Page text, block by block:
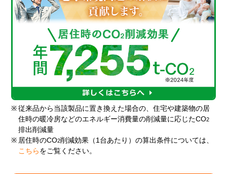
※ 従来品から当該製品に置き換えた場合の、住宅や建築物の居
住時の暖冷房などのエネルギー消費量の削減量に応じたCO2
排出削減量
※ 居住時のCO2削減効果（1台あたり）の算出条件については、
こちら をご覧ください。